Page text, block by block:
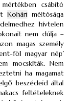
csábító
Koháriméltósága
hívtelen
nem dúlja –
magas személy
föl magyar nép’
mocskíták. Nem
ha magamat
beszédeid által
feltételeknek